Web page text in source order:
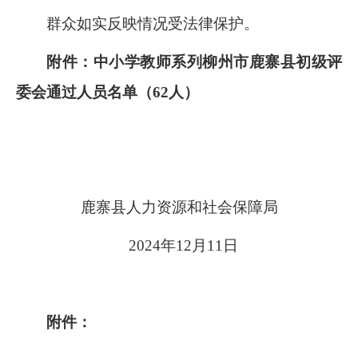
群众如实反映情况受法律保护。
附件：中小学教师系列柳州市鹿寨县初级评
委会通过人员名单（62人）
鹿寨县人力资源和社会保障局
2024年12月 11 日
附件：